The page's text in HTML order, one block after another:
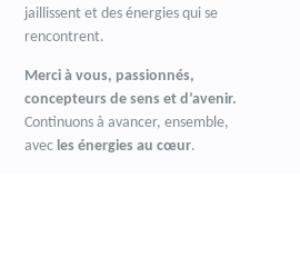
jaillissent et des énergies qui se
rencontrent.
Merci à vous, passionnés,
concepteurs de sens et d’avenir.
Continuons à avancer, ensemble,
avec les énergies au cœur.